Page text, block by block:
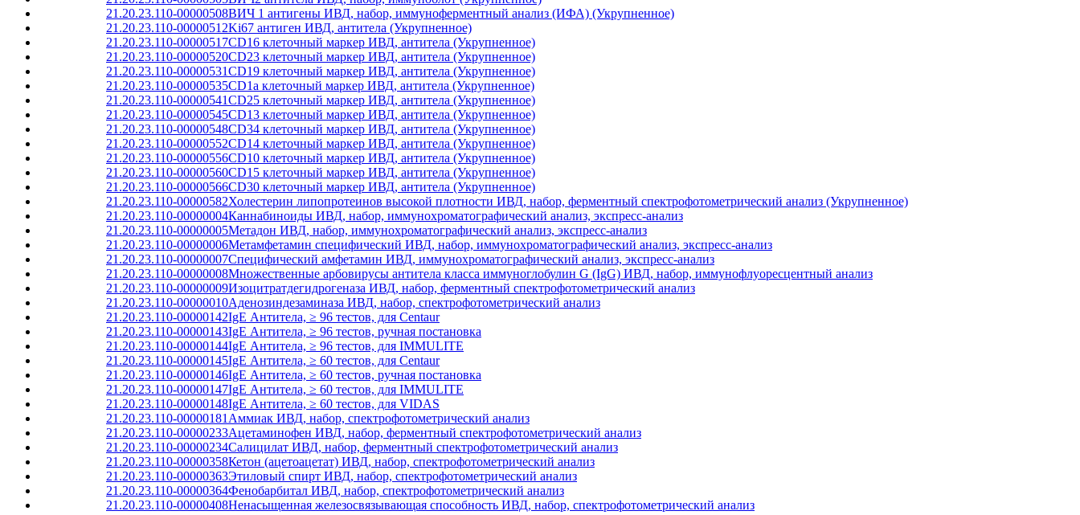
21.20.23.110-00000508ВИЧ 1 антигены ИВД, набор, иммуноферментный анализ (ИФА) (Укрупненное)
21.20.23.110-00000512Ki67 антиген ИВД, антитела (Укрупненное)
21.20.23.110-00000517CD16 клеточный маркер ИВД, антитела (Укрупненное)
21.20.23.110-00000520CD23 клеточный маркер ИВД, антитела (Укрупненное)
21.20.23.110-00000531CD19 клеточный маркер ИВД, антитела (Укрупненное)
21.20.23.110-00000535CD1a клеточный маркер ИВД, антитела (Укрупненное)
21.20.23.110-00000541CD25 клеточный маркер ИВД, антитела (Укрупненное)
21.20.23.110-00000545CD13 клеточный маркер ИВД, антитела (Укрупненное)
21.20.23.110-00000548CD34 клеточный маркер ИВД, антитела (Укрупненное)
21.20.23.110-00000552CD14 клеточный маркер ИВД, антитела (Укрупненное)
21.20.23.110-00000556CD10 клеточный маркер ИВД, антитела (Укрупненное)
21.20.23.110-00000560CD15 клеточный маркер ИВД, антитела (Укрупненное)
21.20.23.110-00000566CD30 клеточный маркер ИВД, антитела (Укрупненное)
21.20.23.110-00000582Холестерин липопротеинов высокой плотности ИВД, набор, ферментный спектрофотометрический анализ (Укрупненное)
21.20.23.110-00000004Каннабиноиды ИВД, набор, иммунохроматографический анализ, экспресс-анализ
21.20.23.110-00000005Метадон ИВД, набор, иммунохроматографический анализ, экспресс-анализ
21.20.23.110-00000006Метамфетамин специфический ИВД, набор, иммунохроматографический анализ, экспресс-анализ
21.20.23.110-00000007Специфический амфетамин ИВД, иммунохроматографический анализ, экспресс-анализ
21.20.23.110-00000008Множественные арбовирусы антитела класса иммуноглобулин G (IgG) ИВД, набор, иммунофлуоресцентный анализ
21.20.23.110-00000009Изоцитратдегидрогеназа ИВД, набор, ферментный спектрофотометрический анализ
21.20.23.110-00000010Аденозиндезаминаза ИВД, набор, спектрофотометрический анализ
21.20.23.110-00000142IgE Антитела, ≥ 96 тестов, для Centaur
21.20.23.110-00000143IgE Антитела, ≥ 96 тестов, ручная постановка
21.20.23.110-00000144IgE Антитела, ≥ 96 тестов, для IMMULITE
21.20.23.110-00000145IgE Антитела, ≥ 60 тестов, для Centaur
21.20.23.110-00000146IgE Антитела, ≥ 60 тестов, ручная постановка
21.20.23.110-00000147IgE Антитела, ≥ 60 тестов, для IMMULITE
21.20.23.110-00000148IgE Антитела, ≥ 60 тестов, для VIDAS
21.20.23.110-00000181 Аммиак ИВД, набор, спектрофотометрический анализ
21.20.23.110-00000233Ацетаминофен ИВД, набор, ферментный спектрофотометрический анализ
21.20.23.110-00000234Салицилат ИВД, набор, ферментный спектрофотометрический анализ
21.20.23.110-00000358Кетон (ацетоацетат) ИВД, набор, спектрофотометрический анализ
21.20.23.110-00000363Этиловый спирт ИВД, набор, спектрофотометрический анализ
21.20.23.110-00000364Фенобарбитал ИВД, набор, спектрофотометрический анализ
21.20.23.110-00000408Ненасыщенная железосвязывающая способность ИВД, набор, спектрофотометрический анализ